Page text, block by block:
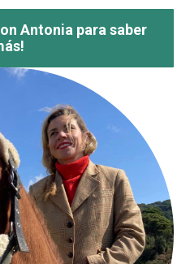
Antonia para saber